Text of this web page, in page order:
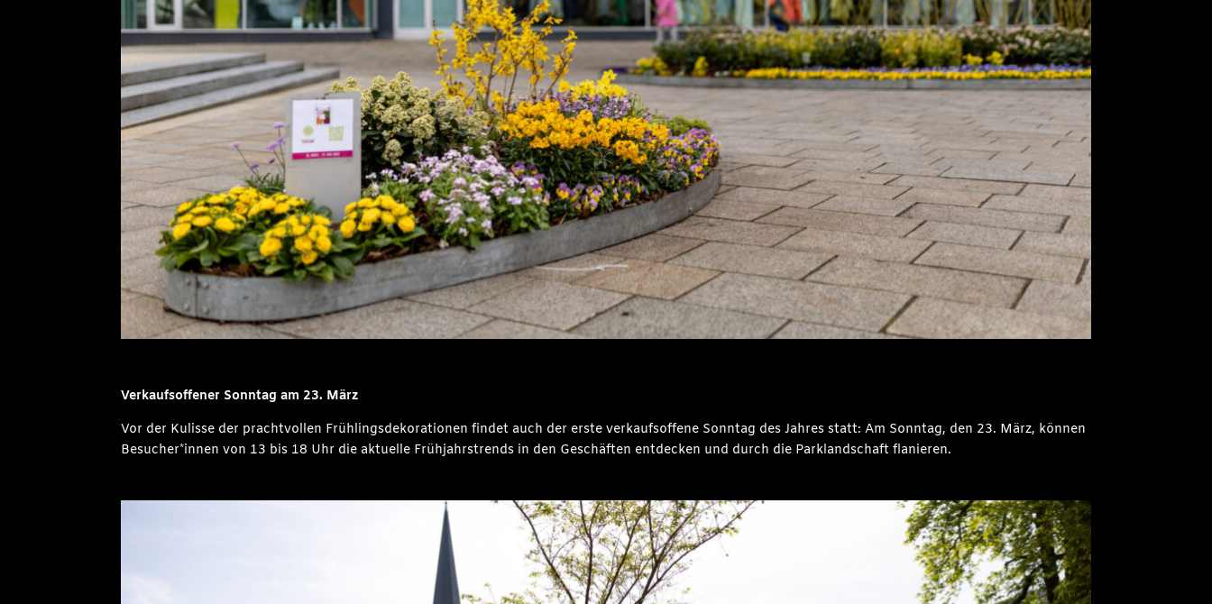
Verkaufsoffener Sonntag am 23. März
Vor der Kulisse der prachtvollen Frühlingsdekorationen findet auch der erste verkaufsoffene Sonntag des Jahres statt: Am Sonntag, den 23. März, können
Besucher*innen von 13 bis 18 Uhr die aktuelle Frühjahrstrends in den Geschäften entdecken und durch die Parklandschaft flanieren.